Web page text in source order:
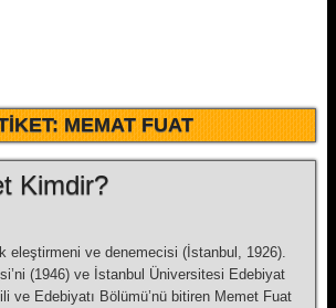
MEMAT FUAT
Kimdir?
eleştirmeni ve denemecisi (İs­tanbul, 1926).
(1946) ve İs­tanbul Üniversitesi Edebiyat
ve Edebiyatı Bölümü’nü bitiren Memet Fuat